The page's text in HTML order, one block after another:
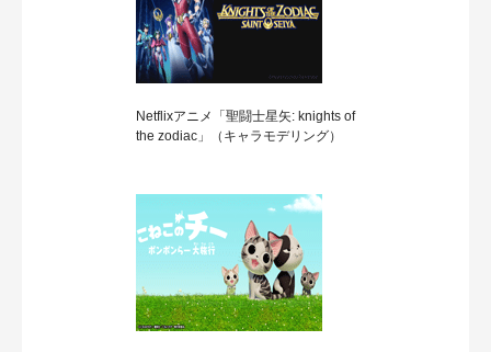
Netflixアニメ「聖闘士星矢: knights of
the zodiac」（キャラモデリング）